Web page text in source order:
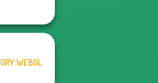
GRY WEBGL